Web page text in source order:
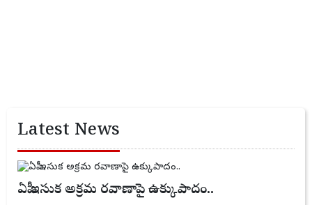
Latest News
ఏపీ ఇసుక అక్రమ రవాణాపై ఉక్కుపాదం..